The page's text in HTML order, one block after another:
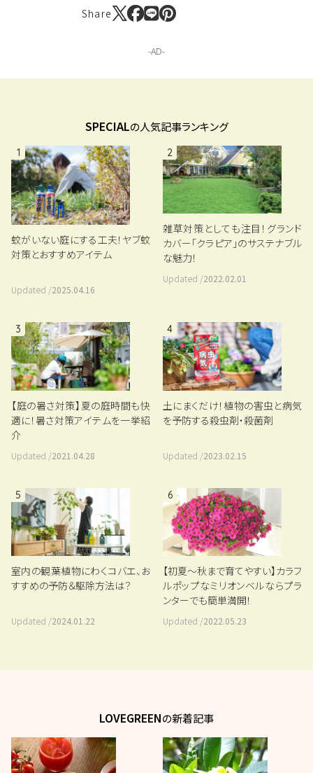
Share
SPECIALの人気記事ランキング
1
蚊がいない庭にする工夫！ヤブ蚊
対策とおすすめアイテム
Updated /2025.04.16
2
雑草対策としても注目！グランド
カバー「クラピア」のサステナブル
な魅力！
Updated /2022.02.01
3
【庭の暑さ対策】夏の庭時間も快
適に！暑さ対策アイテムを一挙紹
介
Updated /2021.04.28
4
土にまくだけ！植物の害虫と病気
を予防する殺虫剤・殺菌剤
Updated /2023.02.15
5
室内の観葉植物にわくコバエ、お
すすめの予防＆駆除方法は？
Updated /2024.01.22
6
【初夏～秋まで育てやすい】カラフ
ルポップなミリオンベルならプラ
ンターでも簡単満開！
Updated /2022.05.23
LOVEGREENの新着記事